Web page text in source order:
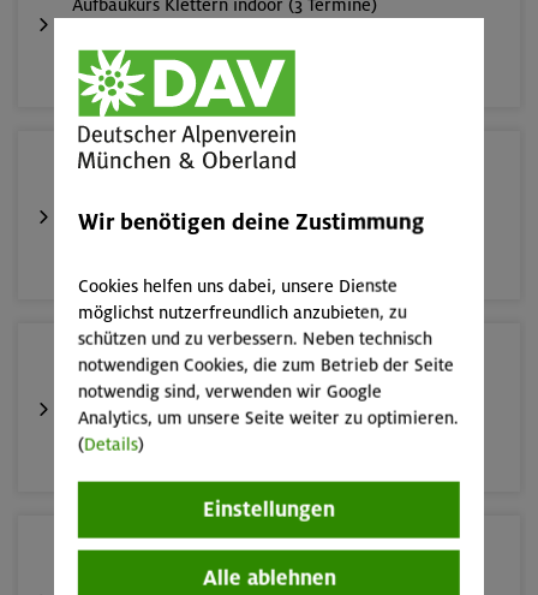
Aufbaukurs Klettern indoor (3 Termine)
München
16.08.26
19.08.26
Schnupperkletterkurs indoor
München
22./23.08.26
Bouldern für Einsteiger indoor
Wir benötigen deine Zustimmung
Cookies helfen uns dabei, unsere Dienste
möglichst nutzerfreundlich anzubieten, zu
schützen und zu verbessern. Neben technisch
notwendigen Cookies, die zum Betrieb der Seite
notwendig sind, verwenden wir Google
Analytics, um unsere Seite weiter zu optimieren.
(Details)
Einstellungen
Alle ablehnen